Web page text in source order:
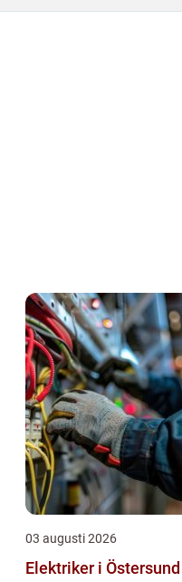
03 augusti 2026
Elektriker i Östersund